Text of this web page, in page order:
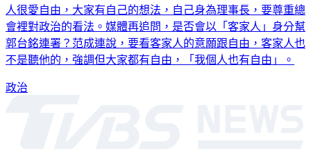
人很愛自由，大家有自己的想法，自己身為理事長，要尊重總
會裡對政治的看法。媒體再追問，是否會以「客家人」身分幫
郭台銘連署？范成連說，要看客家人的意願跟自由，客家人也
不是聽他的，強調但大家都有自由，「我個人也有自由」。
政治